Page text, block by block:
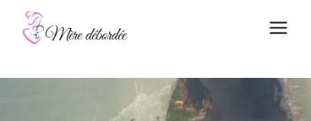
contenu